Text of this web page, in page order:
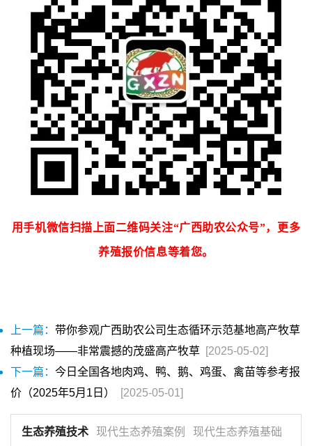
用手机微信扫描上面二维码关注“广西助农公众号”，更多
养殖报价信息等着您。
上一篇： 带你参观广西助农公司生态循环示范基地高产牧草
种植现场——非常震撼的茂盛高产牧草 [2025-05-02]
下一篇： 今日全国各地肉鸡、鸭、鹅、鸡蛋、禽苗等参考报
价（2025年5月1日）
[2025-05-01]
生态养殖技术 现代生态养殖案例
现代生态养殖基础